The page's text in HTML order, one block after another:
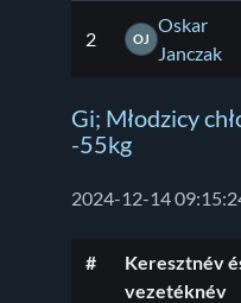
2 OJ
Oskar
Janczak
Gi; Młodzicy
-55kg
2024-12-14
#
Keresztnév
vezetéknév